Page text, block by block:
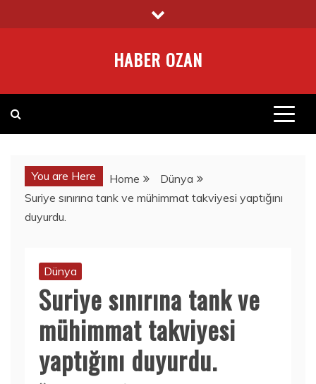
to
HABER OZAN
You are Here Home
Dünya
Suriye sınırına tank ve mühimmat takviyesi yaptığını
duyurdu.
Dünya
Suriye sınırına tank ve
mühimmat takviyesi
yaptığını duyurdu.